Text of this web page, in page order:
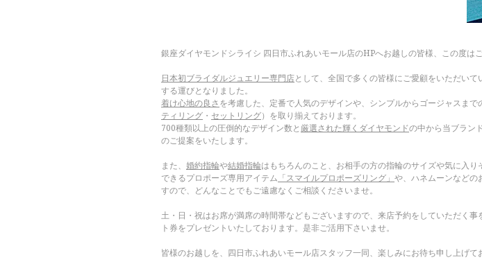
銀座ダイヤモンドシライシ 四日市ふれあいモール店のHPへお越しの皆様、この度は
日本初ブライダルジュエリー専門店として、全国で多くの皆様にご愛顧をいただい
する運びとなりました。
着け心地の良さを考慮した、定番で人気のデザインや、シンプルからゴージャスま
ティリング ・ セットリング）を取り揃えております。
700種類以上の圧倒的なデザイン数と 厳選された輝くダイヤモンドの中から当ブラン
のご提案をいたします。
また、 婚約指輪や結婚指輪はもちろんのこと、お相手の方の指輪のサイズや気に入
できるプロポーズ専用アイテム 「スマイルプロポーズリング」 や、ハネムーンなどの
すので、どんなことでもご遠慮なくご相談くださいませ。
土・日・祝はお席が満席の時間帯などもございますので、来店予約をしていただく
ト券をプレゼントいたしております。是非ご活用下さいませ。
皆様のお越しを、四日市ふれあいモール店スタッフ一同、楽しみにお待ち申し上げて